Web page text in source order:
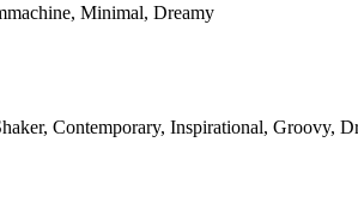
Minimal, Dreamy
Contemporary, Inspirational, Groovy,